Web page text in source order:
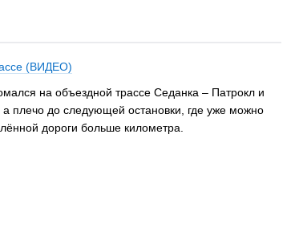
(ВИДЕО)
на объездной трассе Седанка – Патрокл и
а плечо до следующей остановки, где уже можно
дороги больше километра.